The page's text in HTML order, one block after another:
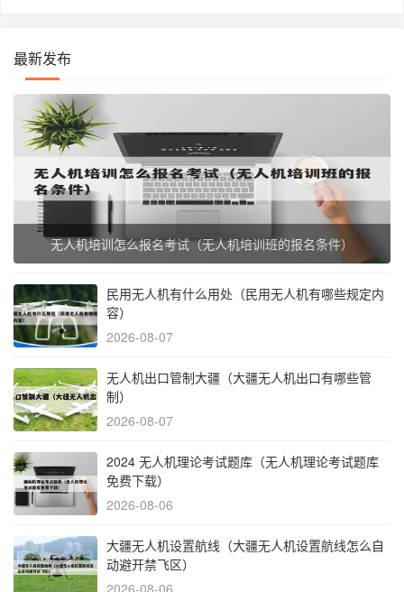
最新发布
无人机培训怎么报名考试（无人机培训班的报名条件）
民用无人机有什么用处（民用无人机有哪些规定内
容）
2026-08-07
无人机出口管制大疆（大疆无人机出口有哪些管
制）
2026-08-07
2024 无人机理论考试题库（无人机理论考试题库
免费下载）
2026-08-06
大疆无人机设置航线（大疆无人机设置航线怎么自
动避开禁飞区）
2026-08-06